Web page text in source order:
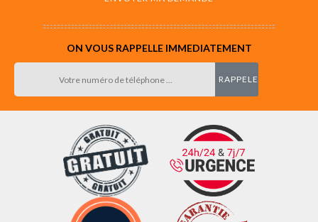
ON VOUS RAPPELLE IMMEDIATEMENT